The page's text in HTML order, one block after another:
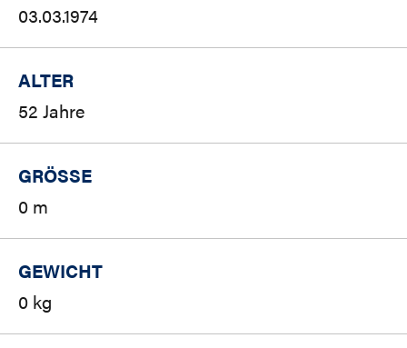
03.03.1974
ALTER
52 Jahre
GRÖSSE
0 m
GEWICHT
0 kg